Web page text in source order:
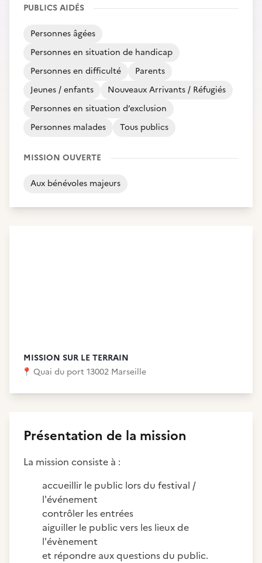
PUBLICS AIDÉS
Personnes âgées
Personnes en situation de handicap
Personnes en difficulté
Parents
Jeunes / enfants
Nouveaux Arrivants / Réfugiés
Personnes en situation d’exclusion
Personnes malades
Tous publics
MISSION OUVERTE
Aux bénévoles majeurs
MISSION SUR LE TERRAIN
📍 Quai du port 13002 Marseille
Présentation de la mission
La mission consiste à :
accueillir le public lors du festival /
l'événement
contrôler les entrées
aiguiller le public vers les lieux de
l'évènement
et répondre aux questions du public.